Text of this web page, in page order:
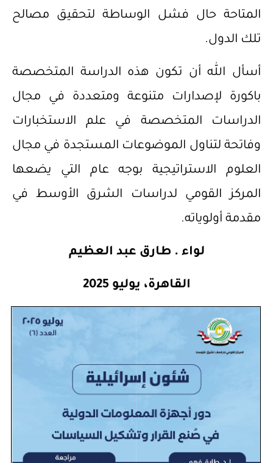
المتاحة حال فشل الوساطة لتحقيق مصالح
تلك الدول.
أسأل الله أن تكون هذه الدراسة المتخصصة
باكورة لإصدارات متنوعة ومتعددة في مجال
الدراسات المتخصصة في علم الاستخبارات
وفاتحة لتناول الموضوعات المستجدة في مجال
العلوم الاستراتيجية بوجه عام التي يضعها
المركز القومي لدراسات الشرق الأوسط في
مقدمة أولوياته.
لواء . طارق عبد العظيم
القاهرة، يوليو 2025